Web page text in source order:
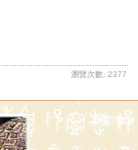
瀏覽次數: 2377